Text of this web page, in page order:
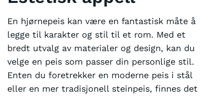
En hjørnepeis kan være en fantastisk måte å
legge til karakter og stil til et rom. Med et
bredt utvalg av materialer og design, kan du
velge en peis som passer din personlige stil.
Enten du foretrekker en moderne peis i stål
eller en mer tradisjonell steinpeis, finnes det